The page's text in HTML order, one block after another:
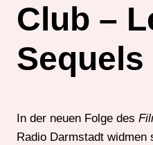
Club –
Sequels
In der neuen Folge des
Radio Darmstadt